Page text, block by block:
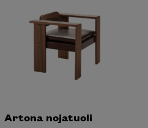
Artona nojatuoli